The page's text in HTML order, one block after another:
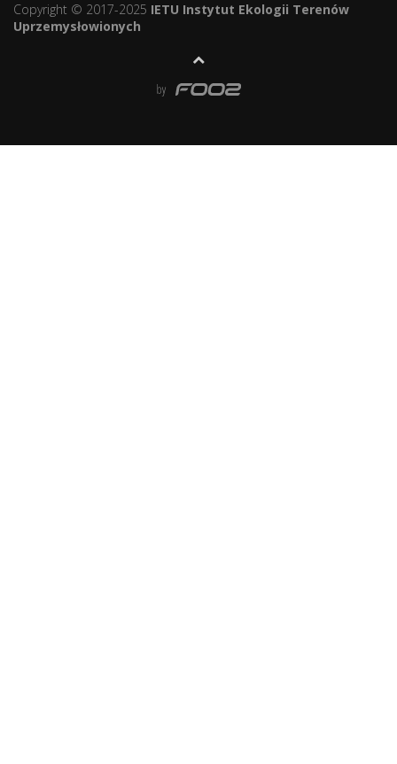
Copyright © 2017-2025 IETU Instytut Ekologii Terenów
Uprzemysłowionych